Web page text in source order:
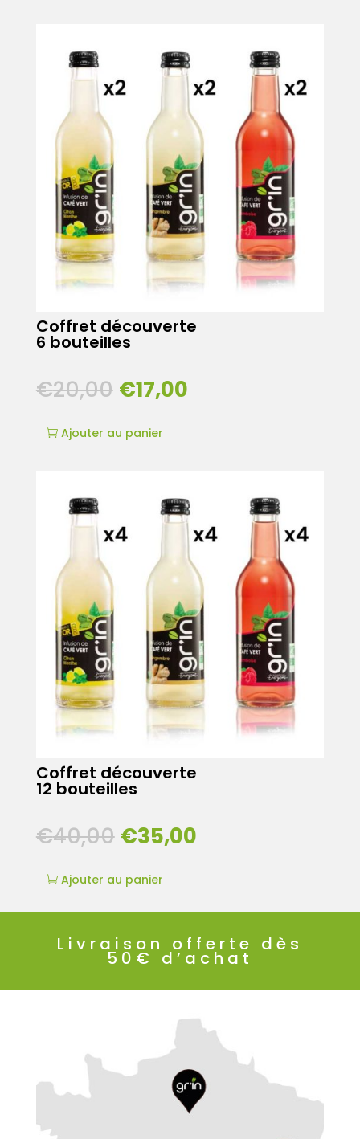
Coffret découverte
6 bouteilles
€20,00 €17,00
Ajouter au panier
Coffret découverte
12 bouteilles
€40,00 €35,00
Ajouter au panier
Livraison offerte dès
50€ d’achat